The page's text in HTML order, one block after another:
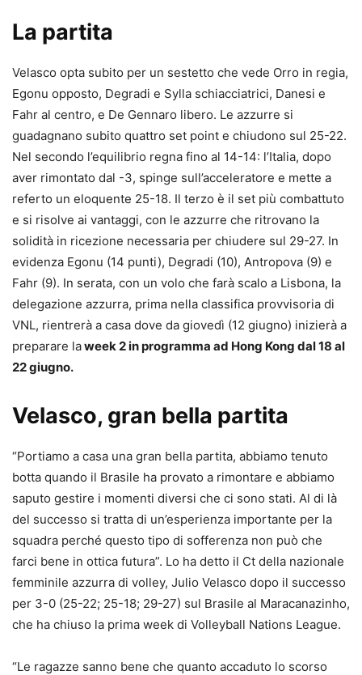
La partita
Velasco opta subito per un sestetto che vede Orro in regia,
Egonu opposto, Degradi e Sylla schiacciatrici, Danesi e
Fahr al centro, e De Gennaro libero. Le azzurre si
guadagnano subito quattro set point e chiudono sul 25-22.
Nel secondo l’equilibrio regna fino al 14-14: l’Italia, dopo
aver rimontato dal -3, spinge sull’acceleratore e mette a
referto un eloquente 25-18. Il terzo è il set più combattuto
e si risolve ai vantaggi, con le azzurre che ritrovano la
solidità in ricezione necessaria per chiudere sul 29-27. In
evidenza Egonu (14 punti), Degradi (10), Antropova (9) e
Fahr (9). In serata, con un volo che farà scalo a Lisbona, la
delegazione azzurra, prima nella classifica provvisoria di
VNL, rientrerà a casa dove da giovedì (12 giugno) inizierà a
preparare laweek 2 in programma ad Hong Kong dal 18 al
22 giugno.
Velasco, gran bella partita
“Portiamo a casa una gran bella partita, abbiamo tenuto
botta quando il Brasile ha provato a rimontare e abbiamo
saputo gestire i momenti diversi che ci sono stati. Al di là
del successo si tratta di un’esperienza importante per la
squadra perché questo tipo di sofferenza non può che
farci bene in ottica futura”. Lo ha detto il Ct della nazionale
femminile azzurra di volley, Julio Velasco dopo il successo
per 3-0 (25-22; 25-18; 29-27) sul Brasile al Maracanazinho,
che ha chiuso la prima week di Volleyball Nations League.
“Le ragazze sanno bene che quanto accaduto lo scorso